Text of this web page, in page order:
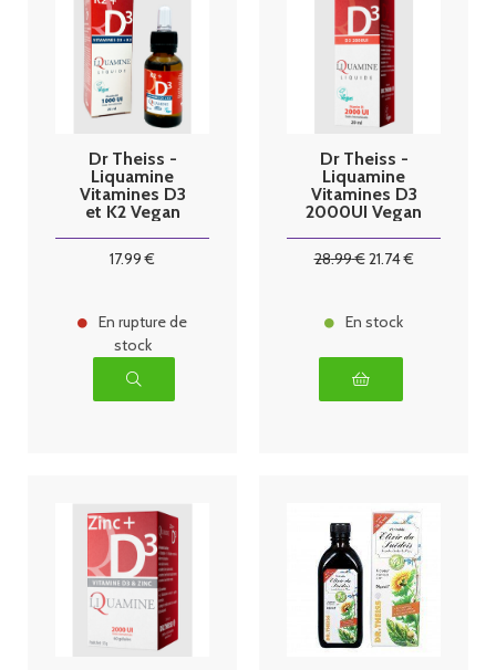
Dr Theiss -
Liquamine
Vitamines D3
et K2 Vegan
17.99 €
En rupture de
stock
Dr Theiss -
Liquamine
Vitamines D3
2000UI Vegan
28.99€21.74€
En stock